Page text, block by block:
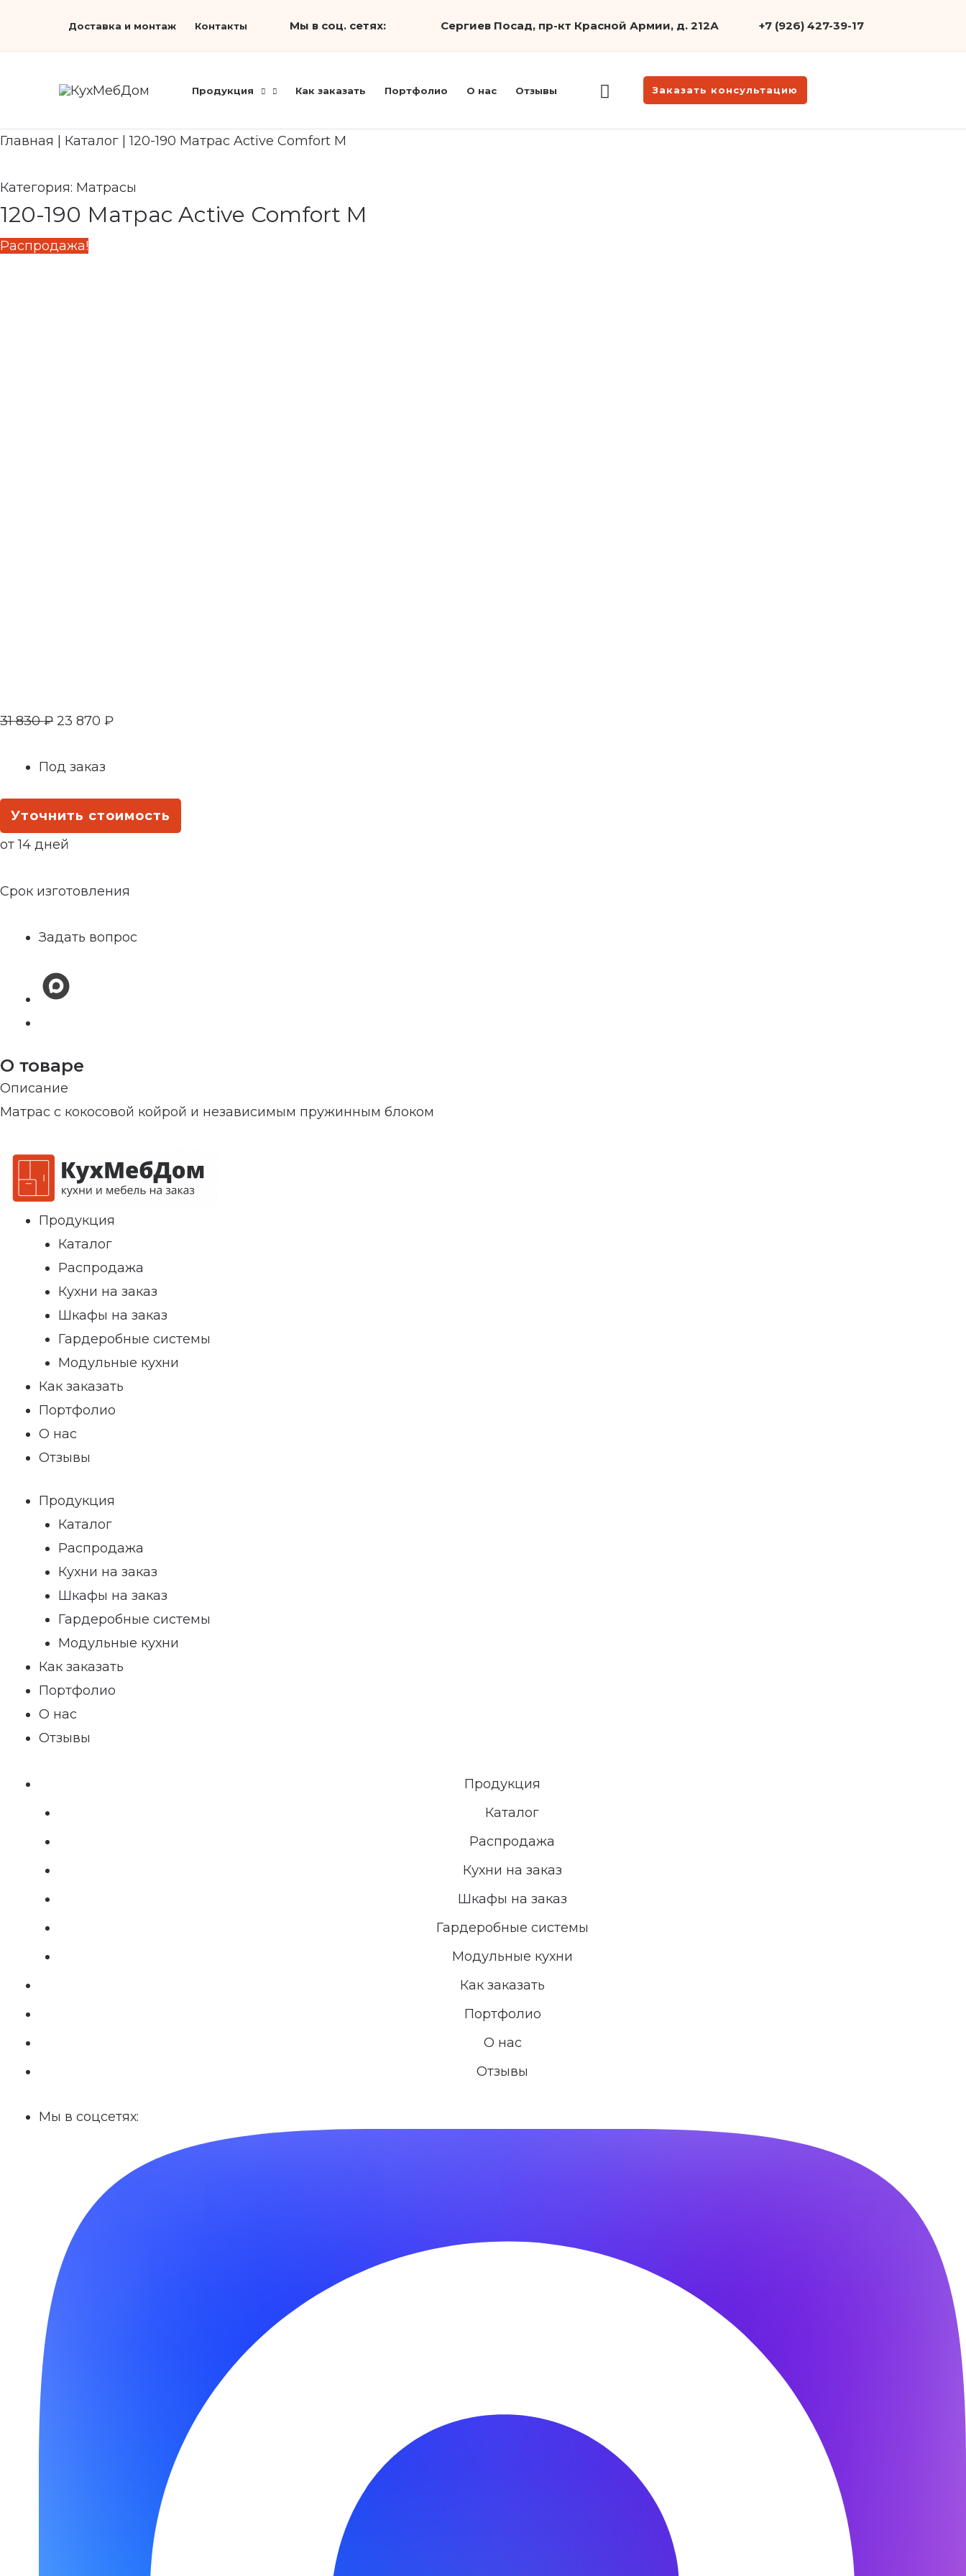
Доставка и монтаж Контакты Мы в соц. сетях: Сергиев Посад, пр-кт Красной Армии, д. 212А +7 (926) 427-39-17
Продукция Как заказать Портфолио О нас Отзывы Заказать консультацию
Главная Каталог |120-190 Матрас Active Comfort M
Категория: Матрасы
120-190 Матрас Active Comfort M
Распродажа!
31 830₽
цена
31
23 870 ₽
цена:
870 ₽.
Под заказ
Уточнить стоимость
от 14 дней
Срок изготовления
Задать вопрос
О товаре
Описание
Матрас с кокосовой койрой и независимым пружинным блоком
Продукция
Каталог
Распродажа
Кухни на заказ
Шкафы на заказ
Гардеробные системы
Модульные кухни
Как заказать
Портфолио
О нас
Отзывы
Продукция
Каталог
Распродажа
Кухни на заказ
Шкафы на заказ
Гардеробные системы
Модульные кухни
Как заказать
Портфолио
О нас
Отзывы
Продукция
Каталог
Распродажа
Кухни на заказ
Шкафы на заказ
Гардеробные системы
Модульные кухни
Как заказать
Портфолио
О нас
Отзывы
Мы в соцсетях: